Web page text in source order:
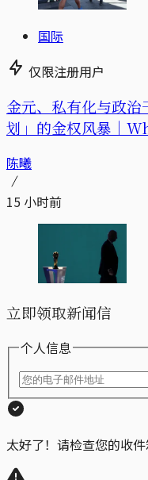
国际
仅限注册用户
金元、私有化与政
划」的金权风暴｜
陈曦
15 小时前
立即领取新闻信
个人信息
太好了！请检查您的收件